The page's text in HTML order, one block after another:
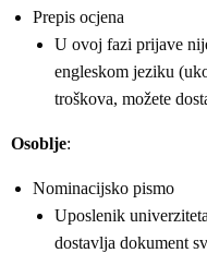
Prepis ocjena
U ovoj fazi prijave
engleskom jeziku
troškova, možete
Osoblje:
Nominacijsko pismo
Uposlenik
dostavlja dokument